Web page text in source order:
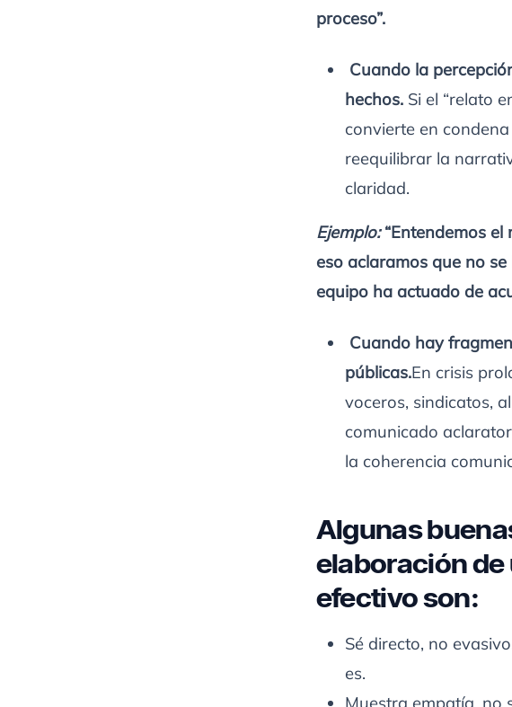
proceso”.
Cuando la
hechos. Si el “relato
convierte en
reequilibrar la
claridad.
Ejemplo:“Entendemos el
eso aclaramos que no
equipo ha actuado de
Cuando hay
públicas.En crisis
voceros, sindicatos,
comunicado
la coherencia
Algunas
elaboración
efectivo son:
Sé directo, no
es.